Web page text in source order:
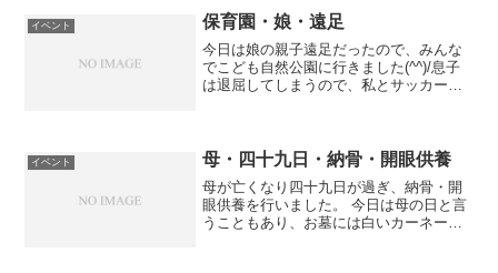
日も息子を...
イベント 保育園・娘・遠足
今日は娘の親子遠足だったので、みんな
でこども自然公園に行きました(^^)/息子
は退屈してしまうので、私とサッカーを
していました・・・...
イベント 母・四十九日・納骨・開眼供養
母が亡くなり四十九日が過ぎ、納骨・開
眼供養を行いました。 今日は母の日と言
うこともあり、お墓には白いカーネーシ